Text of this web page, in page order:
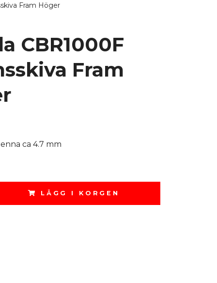
Fram Höger
CBR1000F
Fram
ca 4.7 mm
LÄGG I KORGEN